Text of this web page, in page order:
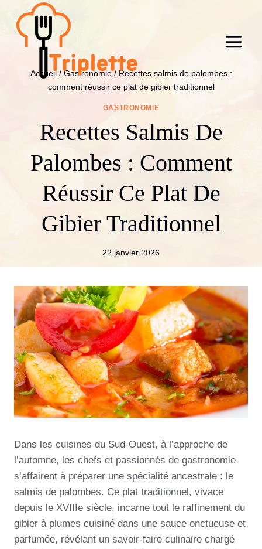
contenu
Accueil / Gastronomie / Recettes salmis de palombes :
comment réussir ce plat de gibier traditionnel
GASTRONOMIE
Recettes Salmis De
Palombes : Comment
Réussir Ce Plat De
Gibier Traditionnel
22 janvier 2026
Dans les cuisines du Sud-Ouest, à l’approche de
l’automne, les chefs et passionnés de gastronomie
s’affairent à préparer une spécialité ancestrale : le
salmis de palombes. Ce plat traditionnel, vivace
depuis le XVIIIe siècle, incarne tout le raffinement du
gibier à plumes cuisiné dans une sauce onctueuse et
parfumée, révélant un savoir-faire culinaire chargé